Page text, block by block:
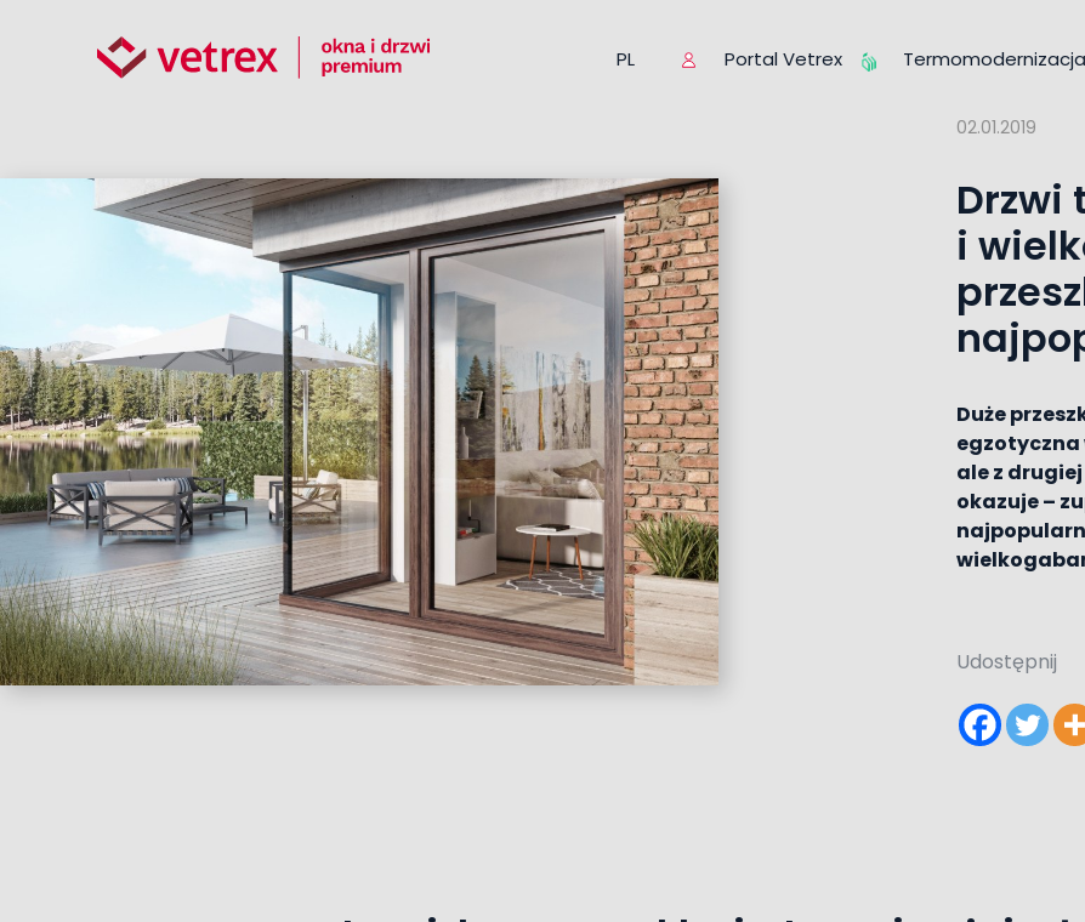
PL Portal Vetrex Termomodernizacja
02.01.2019
Drzwi
i
Duże
egzotyczna
ale z
okazuje –
Udostępnij